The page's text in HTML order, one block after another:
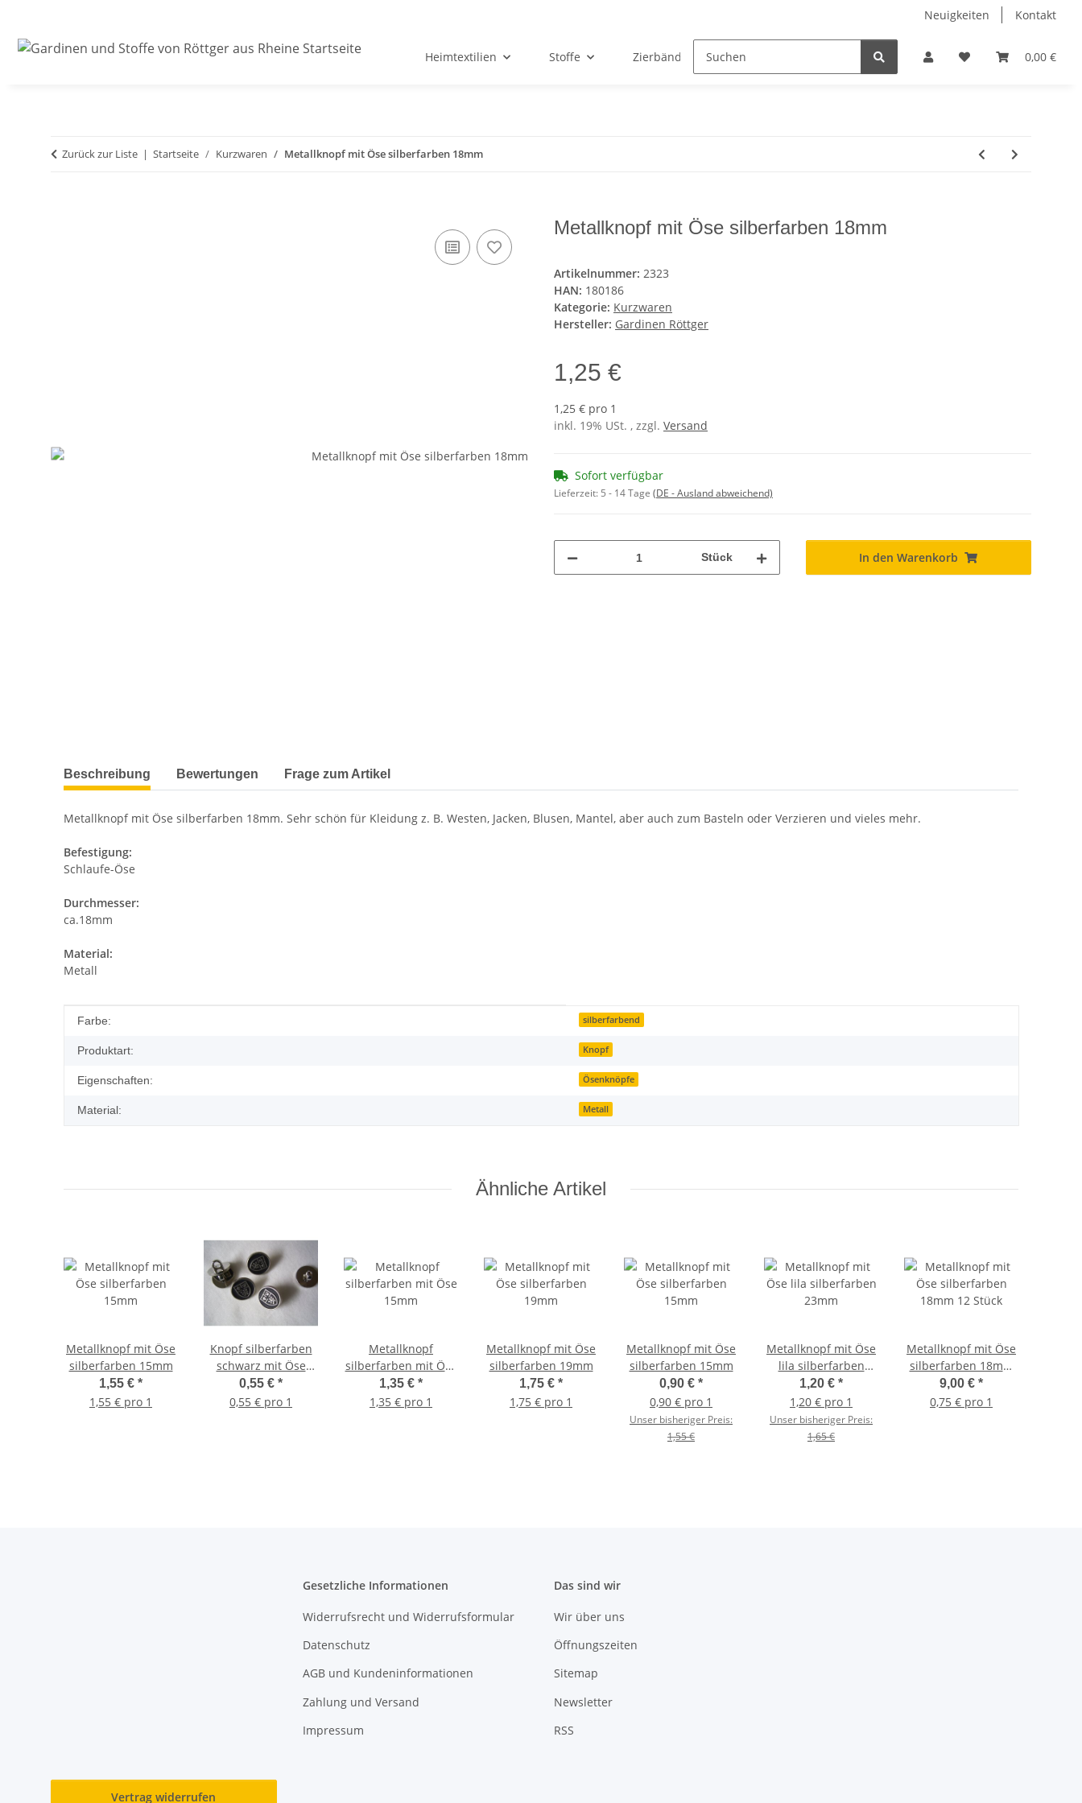
Neuigkeiten Kontakt
0,00 €
Heimtextilien Stoffe Zierbänder & Spitzen Gardinenzubehör Kurzwaren
Zurück zur Liste Startseite Kurzwaren Metallknopf mit Öse silberfarben 18mm
Metallknopf mit Öse silberfarben 18mm
Artikelnummer: 2323
HAN: 180186
Kategorie: Kurzwaren
Hersteller: Gardinen Röttger
1,25 €
1,25 € pro 1
inkl. 19% USt. , zzgl. Versand
Sofort verfügbar
Lieferzeit: 5 - 14 Tage (DE - Ausland abweichend)
Stück In den Warenkorb
weitere Registerkarten anzeigen
Beschreibung Bewertungen Frage zum Artikel
Metallknopf mit Öse silberfarben 18mm. Sehr schön für Kleidung z. B. Westen, Jacken, Blusen, Mantel, aber auch zum Basteln oder Verzieren und vieles mehr.
Befestigung:
Schlaufe-Öse
Durchmesser:
ca.18mm
Material:
Metall
Produkteigenschaft
Wert
Farbe: silberfarbend
Produktart: Knopf
Eigenschaften: Ösenknöpfe
Material: Metall
Ähnliche Artikel
Metallknopf mit Öse
silberfarben 15mm
1,55 € *
1,55 € pro 1
Knopf silberfarben
schwarz mit Öse
15mm
0,55 € *
0,55 € pro 1
Metallknopf
silberfarben mit Öse
15mm
1,35 € *
1,35 € pro 1
Metallknopf mit Öse
silberfarben 19mm
1,75 € *
1,75 € pro 1
Metallknopf mit Öse
silberfarben 15mm
0,90 € *
0,90 € pro 1
Unser bisheriger Preis:
1,55 €
Metallknopf mit Öse
lila silberfarben
23mm
1,20 € *
1,20 € pro 1
Unser bisheriger Preis:
1,65 €
Metallknopf mit Öse
silberfarben 18mm
12 Stück
9,00 € *
0,75 € pro 1
Gesetzliche Informationen
Widerrufsrecht und Widerrufsformular
Datenschutz
AGB und Kundeninformationen
Zahlung und Versand
Impressum
Das sind wir
Wir über uns
Öffnungszeiten
Sitemap
Newsletter
RSS
Vertrag widerrufen